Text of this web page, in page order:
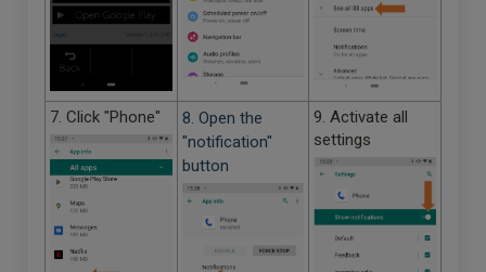
7. Click "Phone"
8. Open the
"notification"
button
9. Activate all
settings